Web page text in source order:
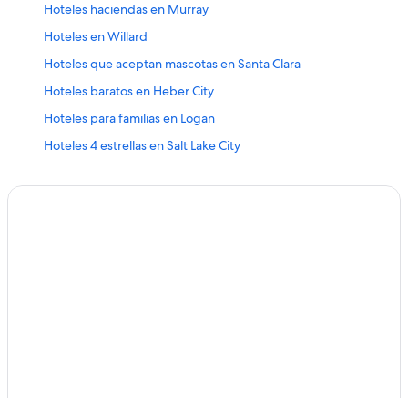
Hoteles haciendas en Murray
Hoteles en Willard
Hoteles que aceptan mascotas en Santa Clara
Hoteles baratos en Heber City
Hoteles para familias en Logan
Hoteles 4 estrellas en Salt Lake City